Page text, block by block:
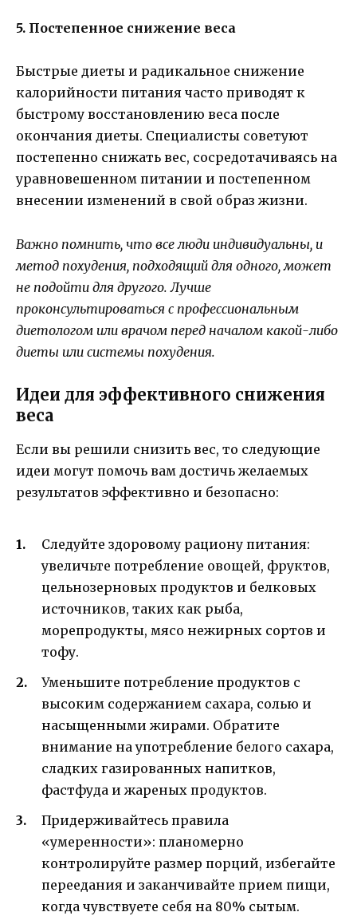
5. Постепенное снижение веса
Быстрые диеты и радикальное снижение
калорийности питания часто приводят к
быстрому восстановлению веса после
окончания диеты. Специалисты советуют
постепенно снижать вес, сосредотачиваясь на
уравновешенном питании и постепенном
внесении изменений в свой образ жизни.
Важно помнить, что все люди индивидуальны, и
метод похудения, подходящий для одного, может
не подойти для другого. Лучше
проконсультироваться с профессиональным
диетологом или врачом перед началом какой-либо
диеты или системы похудения.
Идеи для эффективного снижения
веса
Если вы решили снизить вес, то следующие
идеи могут помочь вам достичь желаемых
результатов эффективно и безопасно:
Следуйте здоровому рациону питания:
увеличьте потребление овощей, фруктов,
цельнозерновых продуктов и белковых
источников, таких как рыба,
морепродукты, мясо нежирных сортов и
тофу.
Уменьшите потребление продуктов с
высоким содержанием сахара, солью и
насыщенными жирами. Обратите
внимание на употребление белого сахара,
сладких газированных напитков,
фастфуда и жареных продуктов.
Придерживайтесь правила
«умеренности»: планомерно
контролируйте размер порций, избегайте
переедания и заканчивайте прием пищи,
когда чувствуете себя на 80% сытым.